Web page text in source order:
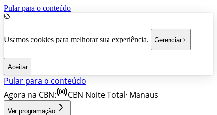
Pular para o conteúdo
Usamos cookies para melhorar sua experiência. Gerenciar
Aceitar
Pular para o conteúdo
Agora na CBN:
CBN Noite Total· Manaus
Ver programação